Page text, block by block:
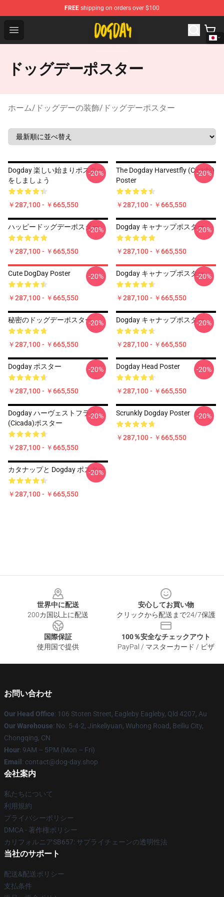
FREE shipping on orders over $100
Open menu
DogDay Store - Official DogDay Merchandise Shop
ドッグデーポスター
ホーム/ ドッグデーの装飾/ ドッグデーポスター
Dogday 楽しい始まりポスター
をしましょう
￥287,100 - ￥665,550
-20%
The Dogday Harvestfly (Cicada)
Poster
￥287,100 - ￥665,550
-20%
ハッピードッグデーポスター
￥287,100 - ￥665,550
-20% Dogday キャナップポスター
￥287,100 - ￥665,550
-20%
Cute DogDay Poster
￥287,100 - ￥665,550
-20% Dogday キャナップポスター
￥287,100 - ￥665,550
-20%
秘密のドッグデーポスター
￥287,100 - ￥665,550
-20% Dogday キャナップポスター
￥287,100 - ￥665,550
-20%
Dogday ポスター
￥287,100 - ￥665,550
-20% Dogday Head Poster
￥287,100 - ￥665,550
-20%
Dogday ハーヴェストフライ
(Cicada)ポスター
￥287,100 - ￥665,550
-20% Scrunkly Dogday Poster
￥287,100 - ￥665,550
-20%
カタナップと Dogday ポスター
￥287,100 - ￥665,550
-20%
世界中に配送
200カ国以上に配送
安心してお買い物
クリックから配送まで24/7保護
国際保証
使用国で提供
100％安全なチェックアウト
PayPal / マスターカード / ビザ
お問い合わせ
Our Head Office: 106 Stoten Street, Eagleby Eagleby, Qld 4207, Au
Our Warehouse: No. 5-4-2, Jinkeliyuan, Wuhong Road, Beiliu City,
Chongqing, CN
Hour: 9AM – 5PM (Mon – Fri)
Email : contact@dog-day.shop
会社案内
私たちについて
利用規約
プライバシーポリシー
DMCA - 著作権ポリシー
カリフォルニアSB657: サプライチェーンの透明性法
当社のサポート
配送&配送ポリシー
支払条件